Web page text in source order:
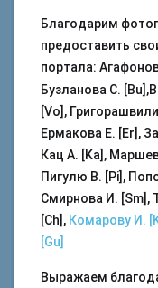
Благодарим
предоставить
портала:
Бузланова С.
[Vo],
Ермакова Е. [Er],
Кац А. [Ka],
Пигулю В. [Pi],
Смирнова И. [Sm],
[Ch], Комарову И.
[Gu]
Выражаем